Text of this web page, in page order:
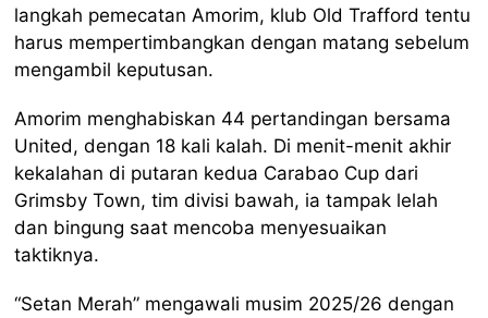
langkah pemecatan Amorim, klub Old Trafford tentu
harus mempertimbangkan dengan matang sebelum
mengambil keputusan.
Amorim menghabiskan 44 pertandingan bersama
United, dengan 18 kali kalah. Di menit-menit akhir
kekalahan di putaran kedua Carabao Cup dari
Grimsby Town, tim divisi bawah, ia tampak lelah
dan bingung saat mencoba menyesuaikan
taktiknya.
“Setan Merah” mengawali musim 2025/26 dengan